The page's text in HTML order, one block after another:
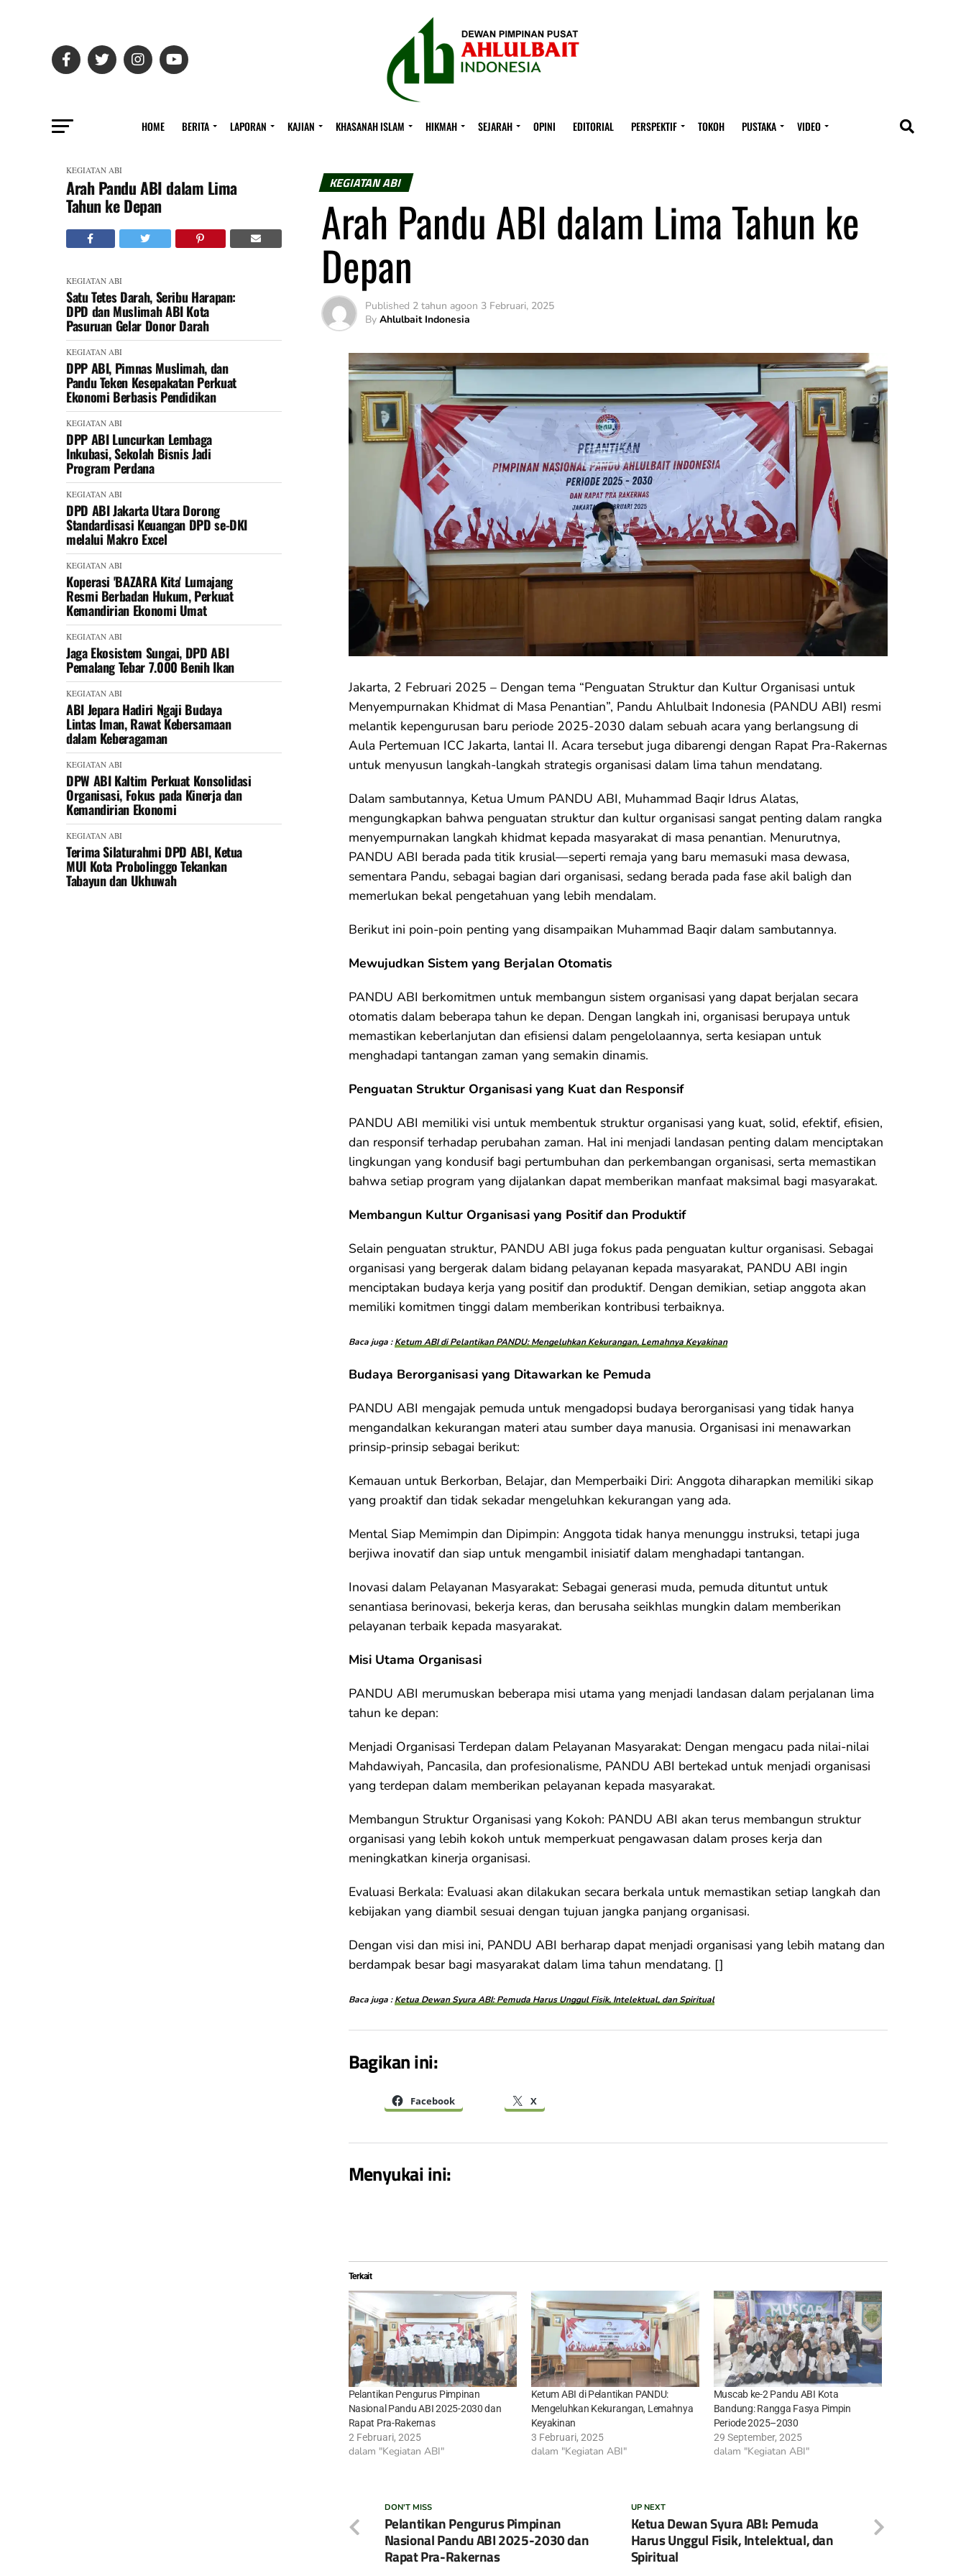
HOME BERITA LAPORAN KAJIAN KHASANAH ISLAM HIKMAH SEJARAH OPINI EDITORIAL PERSPEKTIF TOKOH PUSTAKA VIDEO
KEGIATAN ABI
Arah Pandu ABI dalam Lima
Tahun ke Depan
KEGIATAN ABI
Satu Tetes Darah, Seribu Harapan:
DPD dan Muslimah ABI Kota
Pasuruan Gelar Donor Darah
KEGIATAN ABI
DPP ABI, Pimnas Muslimah, dan
Pandu Teken Kesepakatan Perkuat
Ekonomi Berbasis Pendidikan
KEGIATAN ABI
DPP ABI Luncurkan Lembaga
Inkubasi, Sekolah Bisnis Jadi
Program Perdana
KEGIATAN ABI
DPD ABI Jakarta Utara Dorong
Standardisasi Keuangan DPD se-DKI
melalui Makro Excel
KEGIATAN ABI
Koperasi 'BAZARA Kita' Lumajang
Resmi Berbadan Hukum, Perkuat
Kemandirian Ekonomi Umat
KEGIATAN ABI
Jaga Ekosistem Sungai, DPD ABI
Pemalang Tebar 7.000 Benih Ikan
KEGIATAN ABI
ABI Jepara Hadiri Ngaji Budaya
Lintas Iman, Rawat Kebersamaan
dalam Keberagaman
KEGIATAN ABI
DPW ABI Kaltim Perkuat Konsolidasi
Organisasi, Fokus pada Kinerja dan
Kemandirian Ekonomi
KEGIATAN ABI
Terima Silaturahmi DPD ABI, Ketua
MUI Kota Probolinggo Tekankan
Tabayun dan Ukhuwah
KEGIATAN ABI
Arah Pandu ABI dalam Lima Tahun ke
Depan
Published 2 tahun agoon 3 Februari, 2025
By Ahlulbait Indonesia
Jakarta, 2 Februari 2025 – Dengan tema “Penguatan Struktur dan Kultur Organisasi untuk
Menyempurnakan Khidmat di Masa Penantian”, Pandu Ahlulbait Indonesia (PANDU ABI) resmi
melantik kepengurusan baru periode 2025-2030 dalam sebuah acara yang berlangsung di
Aula Pertemuan ICC Jakarta, lantai II. Acara tersebut juga dibarengi dengan Rapat Pra-Rakernas
untuk menyusun langkah-langkah strategis organisasi dalam lima tahun mendatang.
Dalam sambutannya, Ketua Umum PANDU ABI, Muhammad Baqir Idrus Alatas,
mengungkapkan bahwa penguatan struktur dan kultur organisasi sangat penting dalam rangka
menyempurnakan langkah khidmat kepada masyarakat di masa penantian. Menurutnya,
PANDU ABI berada pada titik krusial—seperti remaja yang baru memasuki masa dewasa,
sementara Pandu, sebagai bagian dari organisasi, sedang berada pada fase akil baligh dan
memerlukan bekal pengetahuan yang lebih mendalam.
Berikut ini poin-poin penting yang disampaikan Muhammad Baqir dalam sambutannya.
Mewujudkan Sistem yang Berjalan Otomatis
PANDU ABI berkomitmen untuk membangun sistem organisasi yang dapat berjalan secara
otomatis dalam beberapa tahun ke depan. Dengan langkah ini, organisasi berupaya untuk
memastikan keberlanjutan dan efisiensi dalam pengelolaannya, serta kesiapan untuk
menghadapi tantangan zaman yang semakin dinamis.
Penguatan Struktur Organisasi yang Kuat dan Responsif
PANDU ABI memiliki visi untuk membentuk struktur organisasi yang kuat, solid, efektif, efisien,
dan responsif terhadap perubahan zaman. Hal ini menjadi landasan penting dalam menciptakan
lingkungan yang kondusif bagi pertumbuhan dan perkembangan organisasi, serta memastikan
bahwa setiap program yang dijalankan dapat memberikan manfaat maksimal bagi masyarakat.
Membangun Kultur Organisasi yang Positif dan Produktif
Selain penguatan struktur, PANDU ABI juga fokus pada penguatan kultur organisasi. Sebagai
organisasi yang bergerak dalam bidang pelayanan kepada masyarakat, PANDU ABI ingin
menciptakan budaya kerja yang positif dan produktif. Dengan demikian, setiap anggota akan
memiliki komitmen tinggi dalam memberikan kontribusi terbaiknya.
Baca juga :Ketum ABI di Pelantikan PANDU: Mengeluhkan Kekurangan, Lemahnya Keyakinan
Budaya Berorganisasi yang Ditawarkan ke Pemuda
PANDU ABI mengajak pemuda untuk mengadopsi budaya berorganisasi yang tidak hanya
mengandalkan kekurangan materi atau sumber daya manusia. Organisasi ini menawarkan
prinsip-prinsip sebagai berikut:
Kemauan untuk Berkorban, Belajar, dan Memperbaiki Diri: Anggota diharapkan memiliki sikap
yang proaktif dan tidak sekadar mengeluhkan kekurangan yang ada.
Mental Siap Memimpin dan Dipimpin: Anggota tidak hanya menunggu instruksi, tetapi juga
berjiwa inovatif dan siap untuk mengambil inisiatif dalam menghadapi tantangan.
Inovasi dalam Pelayanan Masyarakat: Sebagai generasi muda, pemuda dituntut untuk
senantiasa berinovasi, bekerja keras, dan berusaha seikhlas mungkin dalam memberikan
pelayanan terbaik kepada masyarakat.
Misi Utama Organisasi
PANDU ABI merumuskan beberapa misi utama yang menjadi landasan dalam perjalanan lima
tahun ke depan:
Menjadi Organisasi Terdepan dalam Pelayanan Masyarakat: Dengan mengacu pada nilai-nilai
Mahdawiyah, Pancasila, dan profesionalisme, PANDU ABI bertekad untuk menjadi organisasi
yang terdepan dalam memberikan pelayanan kepada masyarakat.
Membangun Struktur Organisasi yang Kokoh: PANDU ABI akan terus membangun struktur
organisasi yang lebih kokoh untuk memperkuat pengawasan dalam proses kerja dan
meningkatkan kinerja organisasi.
Evaluasi Berkala: Evaluasi akan dilakukan secara berkala untuk memastikan setiap langkah dan
kebijakan yang diambil sesuai dengan tujuan jangka panjang organisasi.
Dengan visi dan misi ini, PANDU ABI berharap dapat menjadi organisasi yang lebih matang dan
berdampak besar bagi masyarakat dalam lima tahun mendatang. []
Baca juga :Ketua Dewan Syura ABI: Pemuda Harus Unggul Fisik, Intelektual, dan Spiritual
Bagikan ini:
Facebook X
Menyukai ini:
Terkait
Pelantikan Pengurus Pimpinan
Nasional Pandu ABI 2025-2030 dan
Rapat Pra-Rakernas
2 Februari, 2025
dalam "Kegiatan ABI"
Ketum ABI di Pelantikan PANDU:
Mengeluhkan Kekurangan, Lemahnya
Keyakinan
3 Februari, 2025
dalam "Kegiatan ABI"
Muscab ke-2 Pandu ABI Kota
Bandung: Rangga Fasya Pimpin
Periode 2025–2030
29 September, 2025
dalam "Kegiatan ABI"
UP NEXT
Ketua Dewan Syura ABI: Pemuda
Harus Unggul Fisik, Intelektual, dan
Spiritual
DON'T MISS
Pelantikan Pengurus Pimpinan
Nasional Pandu ABI 2025-2030 dan
Rapat Pra-Rakernas